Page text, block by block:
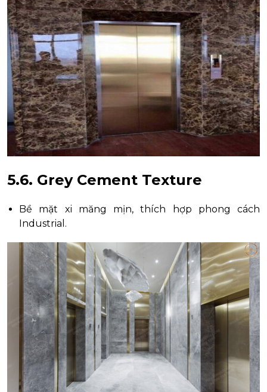
5.6. Grey Cement Texture
Bề mặt xi măng mịn, thích hợp phong cách
Industrial.